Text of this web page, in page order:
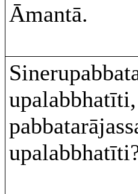
Āmantā.